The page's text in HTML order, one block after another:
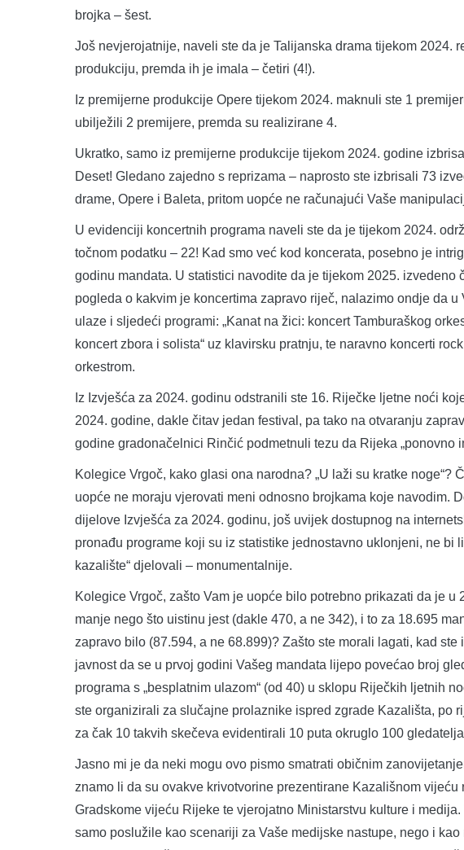
brojka – šest.
Još nevjerojatnije, naveli ste da je Talijanska drama tijekom 2024.
produkciju, premda ih je imala – četiri (4!).
Iz premijerne produkcije Opere tijekom 2024. maknuli ste 1
ubilježili 2 premijere, premda su realizirane 4.
Ukratko, samo iz premijerne produkcije tijekom 2024. godine
Deset! Gledano zajedno s reprizama – naprosto ste izbrisali 73
drame, Opere i Baleta, pritom uopće ne računajući Vaše
U evidenciji koncertnih programa naveli ste da je tijekom 2024.
točnom podatku – 22! Kad smo već kod koncerata, posebno je
godinu mandata. U statistici navodite da je tijekom 2025. izvedeno
pogleda o kakvim je koncertima zapravo riječ, nalazimo ondje da u
ulaze i sljedeći programi: „Kanat na žici: koncert Tamburaškog
koncert zbora i solista“ uz klavirsku pratnju, te naravno koncerti
orkestrom.
Iz Izvješća za 2024. godinu odstranili ste 16. Riječke ljetne noći
2024. godine, dakle čitav jedan festival, pa tako na otvaranju
godine gradonačelnici Rinčić podmetnuli tezu da Rijeka „ponovno
Kolegice Vrgoč, kako glasi ona narodna? „U laži su kratke noge“?
uopće ne moraju vjerovati meni odnosno brojkama koje navodim.
dijelove Izvješća za 2024. godinu, još uvijek dostupnog na
pronađu programe koji su iz statistike jednostavno uklonjeni, ne bi
kazalište“ djelovali – monumentalnije.
Kolegice Vrgoč, zašto Vam je uopće bilo potrebno prikazati da je
manje nego što uistinu jest (dakle 470, a ne 342), i to za 18.695
zapravo bilo (87.594, a ne 68.899)? Zašto ste morali lagati, kad
javnost da se u prvoj godini Vašeg mandata lijepo povećao broj
programa s „besplatnim ulazom“ (od 40) u sklopu Riječkih ljetnih
ste organizirali za slučajne prolaznike ispred zgrade Kazališta, po
za čak 10 takvih skečeva evidentirali 10 puta okruglo 100
Jasno mi je da neki mogu ovo pismo smatrati običnim
znamo li da su ovakve krivotvorine prezentirane Kazališnom
Gradskome vijeću Rijeke te vjerojatno Ministarstvu kulture i
samo poslužile kao scenariji za Vaše medijske nastupe, nego i